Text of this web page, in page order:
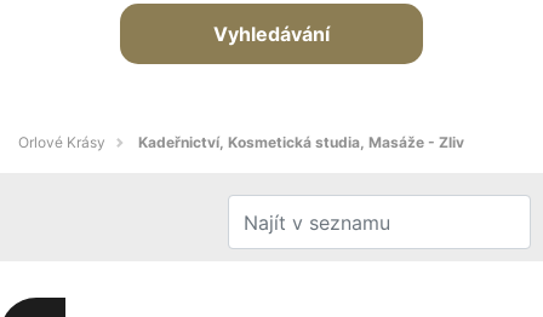
Vyhledávání
Orlové Krásy Kadeřnictví, Kosmetická studia, Masáže - Zliv